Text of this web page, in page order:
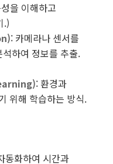
을 이해하고
.)
: 카메라나 센서를
하여 정보를 추출.
: 환경과
위해 학습하는 방식.
동화하여 시간과